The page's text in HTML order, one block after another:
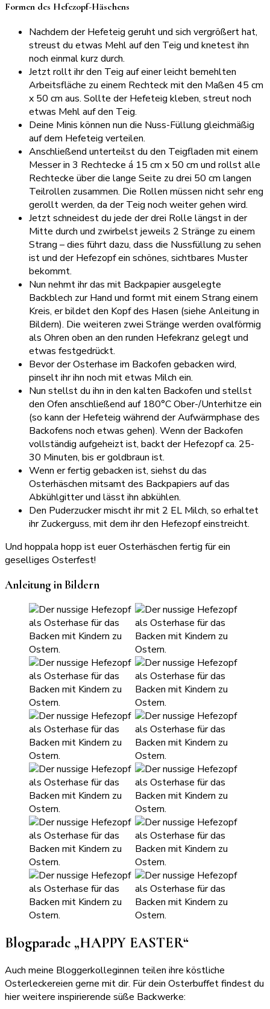
Formen des Hefezopf-Häschens
Nachdem der Hefeteig geruht und sich vergrößert hat,
streust du etwas Mehl auf den Teig und knetest ihn
noch einmal kurz durch.
Jetzt rollt ihr den Teig auf einer leicht bemehlten
Arbeitsfläche zu einem Rechteck mit den Maßen 45 cm
x 50 cm aus. Sollte der Hefeteig kleben, streut noch
etwas Mehl auf den Teig.
Deine Minis können nun die Nuss-Füllung gleichmäßig
auf dem Hefeteig verteilen.
Anschließend unterteilst du den Teigfladen mit einem
Messer in 3 Rechtecke á 15 cm x 50 cm und rollst alle
Rechtecke über die lange Seite zu drei 50 cm langen
Teilrollen zusammen. Die Rollen müssen nicht sehr eng
gerollt werden, da der Teig noch weiter gehen wird.
Jetzt schneidest du jede der drei Rolle längst in der
Mitte durch und zwirbelst jeweils 2 Stränge zu einem
Strang – dies führt dazu, dass die Nussfüllung zu sehen
ist und der Hefezopf ein schönes, sichtbares Muster
bekommt.
Nun nehmt ihr das mit Backpapier ausgelegte
Backblech zur Hand und formt mit einem Strang einem
Kreis, er bildet den Kopf des Hasen (siehe Anleitung in
Bildern). Die weiteren zwei Stränge werden ovalförmig
als Ohren oben an den runden Hefekranz gelegt und
etwas festgedrückt.
Bevor der Osterhase im Backofen gebacken wird,
pinselt ihr ihn noch mit etwas Milch ein.
Nun stellst du ihn in den kalten Backofen und stellst
den Ofen anschließend auf 180°C Ober-/Unterhitze ein
(so kann der Hefeteig während der Aufwärmphase des
Backofens noch etwas gehen). Wenn der Backofen
vollständig aufgeheizt ist, backt der Hefezopf ca. 25-
30 Minuten, bis er goldbraun ist.
Wenn er fertig gebacken ist, siehst du das
Osterhäschen mitsamt des Backpapiers auf das
Abkühlgitter und lässt ihn abkühlen.
Den Puderzucker mischt ihr mit 2 EL Milch, so erhaltet
ihr Zuckerguss, mit dem ihr den Hefezopf einstreicht.
Und hoppala hopp ist euer Osterhäschen fertig für ein
geselliges Osterfest!
Anleitung in Bildern
Blogparade „HAPPY EASTER“
Auch meine Bloggerkolleginnen teilen ihre köstliche
Osterleckereien gerne mit dir. Für dein Osterbuffet findest du
hier weitere inspirierende süße Backwerke: